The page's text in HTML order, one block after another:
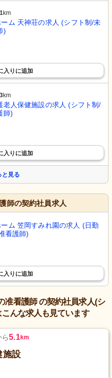
km
ム 天神荘の求人 (シフト制/未
)
入り に追加
km
老人保健施設の求人 (シフト制/
師)
入り に追加
と見る
師の契約社員求人
ム 笠岡すみれ園の求人 (日勤
看護師)
入り に追加
准看護師 の契約社員求人(シ
んな求人も見ています
ら5.1km
施設